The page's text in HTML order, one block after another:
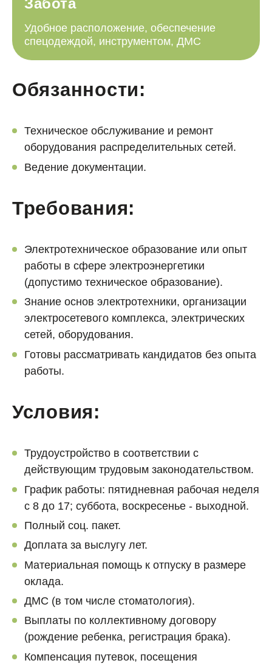
Забота
Удобное расположение, обеспечение
спецодеждой, инструментом, ДМС
Обязанности:
Техническое обслуживание и ремонт
оборудования распределительных сетей.
Ведение документации.
Требования:
Электротехническое образование или опыт
работы в сфере электроэнергетики
(допустимо техническое образование).
Знание основ электротехники, организации
электросетевого комплекса, электрических
сетей, оборудования.
Готовы рассматривать кандидатов без опыта
работы.
Условия:
Трудоустройство в соответствии с
действующим трудовым законодательством.
График работы: пятидневная рабочая неделя
с 8 до 17; суббота, воскресенье - выходной.
Полный соц. пакет.
Доплата за выслугу лет.
Материальная помощь к отпуску в размере
оклада.
ДМС (в том числе стоматология).
Выплаты по коллективному договору
(рождение ребенка, регистрация брака).
Компенсация путевок, посещения